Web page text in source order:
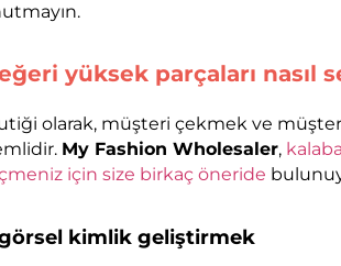
yüksek parçaları nasıl
olarak, müşteri çekmek ve
My Fashion Wholesaler,
için size birkaç öneride
kimlik geliştirmek